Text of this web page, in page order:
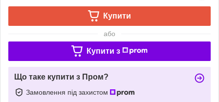
Купити
або
Купити з
Що таке купити з Пром?
Замовлення під захистом